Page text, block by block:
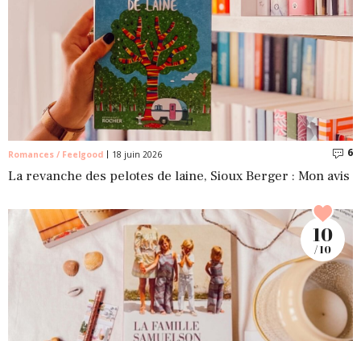
Romances / Feelgood 18 juin 2026 6
La revanche des pelotes de laine, Sioux Berger : Mon avis
10
/ 10